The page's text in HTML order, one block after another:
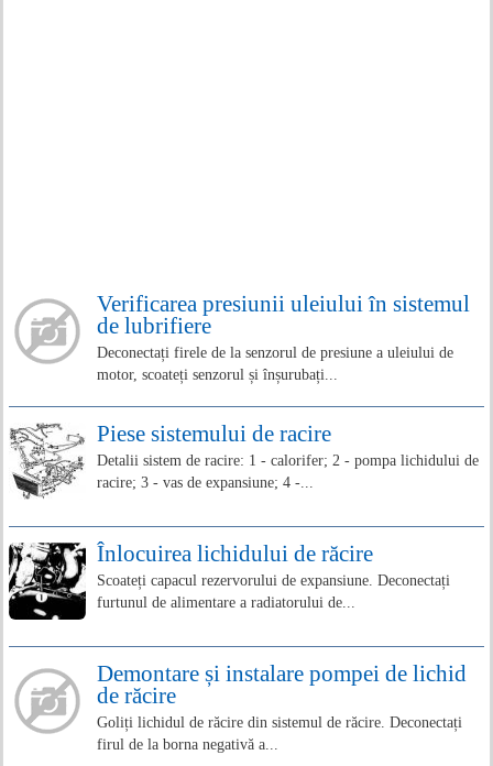
Verificarea presiunii uleiului în sistemul
de lubrifiere
Deconectați firele de la senzorul de presiune a uleiului de
motor, scoateți senzorul și înșurubați...
Piese sistemului de racire
Detalii sistem de racire: 1 - calorifer; 2 - pompa lichidului de
racire; 3 - vas de expansiune; 4 -...
Înlocuirea lichidului de răcire
Scoateți capacul rezervorului de expansiune. Deconectați
furtunul de alimentare a radiatorului de...
Demontare și instalare pompei de lichid
de răcire
Goliți lichidul de răcire din sistemul de răcire. Deconectați
firul de la borna negativă a...